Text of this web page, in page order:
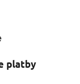
platby